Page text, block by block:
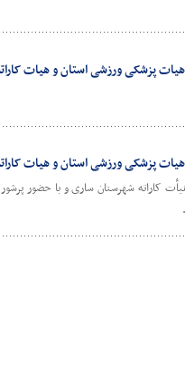
پزشکی ورزشی استان و هیات
پزشکی ورزشی استان و هیات
شهرستان ساری و با حضور پرشور